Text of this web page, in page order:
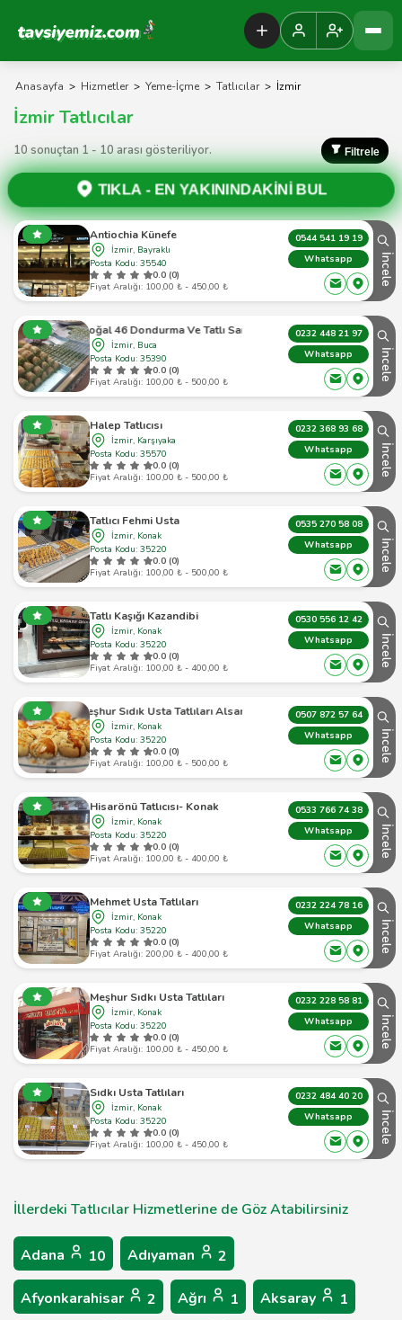
Tavsiyemiz Anasayfa
Anasayfa > Hizmetler > Yeme-İçme > Tatlıcılar > İzmir
İzmir Tatlıcılar
10 sonuçtan 1 - 10 arası gösteriliyor. Filtrele
TIKLA -EN YAKININDAKİNİ BUL
Antiochia Künefe
İzmir, Bayraklı
Posta Kodu: 35540
0.0 (0)
Fiyat Aralığı: 100,00 ₺ - 450,00 ₺
0544 541 19 19
Whatsapp
İncele
Doğal 46 Dondurma Ve Tatlı Sarayı
İzmir, Buca
Posta Kodu: 35390
0.0 (0)
Fiyat Aralığı: 100,00 ₺ - 500,00 ₺
0232 448 21 97
Whatsapp
İncele
Halep Tatlıcısı
İzmir, Karşıyaka
Posta Kodu: 35570
0.0 (0)
Fiyat Aralığı: 100,00 ₺ - 500,00 ₺
0232 368 93 68
Whatsapp
İncele
Tatlıcı Fehmi Usta
İzmir, Konak
Posta Kodu: 35220
0.0 (0)
Fiyat Aralığı: 100,00 ₺ - 500,00 ₺
0535 270 58 08
Whatsapp
İncele
Tatlı Kaşığı Kazandibi
İzmir, Konak
Posta Kodu: 35220
0.0 (0)
Fiyat Aralığı: 100,00 ₺ - 400,00 ₺
0530 556 12 42
Whatsapp
İncele
Meşhur Sıdık Usta Tatlıları Alsancak
İzmir, Konak
Posta Kodu: 35220
0.0 (0)
Fiyat Aralığı: 100,00 ₺ - 500,00 ₺
0507 872 57 64
Whatsapp
İncele
Hisarönü Tatlıcısı- Konak
İzmir, Konak
Posta Kodu: 35220
0.0 (0)
Fiyat Aralığı: 100,00 ₺ - 400,00 ₺
0533 766 74 38
Whatsapp
İncele
Mehmet Usta Tatlıları
İzmir, Konak
Posta Kodu: 35220
0.0 (0)
Fiyat Aralığı: 200,00 ₺ - 400,00 ₺
0232 224 78 16
Whatsapp
İncele
Meşhur Sıdkı Usta Tatlıları
İzmir, Konak
Posta Kodu: 35220
0.0 (0)
Fiyat Aralığı: 100,00 ₺ - 450,00 ₺
0232 228 58 81
Whatsapp
İncele
Sıdkı Usta Tatlıları
İzmir, Konak
Posta Kodu: 35220
0.0 (0)
Fiyat Aralığı: 100,00 ₺ - 450,00 ₺
0232 484 40 20
Whatsapp
İncele
İllerdeki Tatlıcılar Hizmetlerine de Göz Atabilirsiniz
Adana 10 Adıyaman 2
Afyonkarahisar 2 Ağrı 1 Aksaray 1